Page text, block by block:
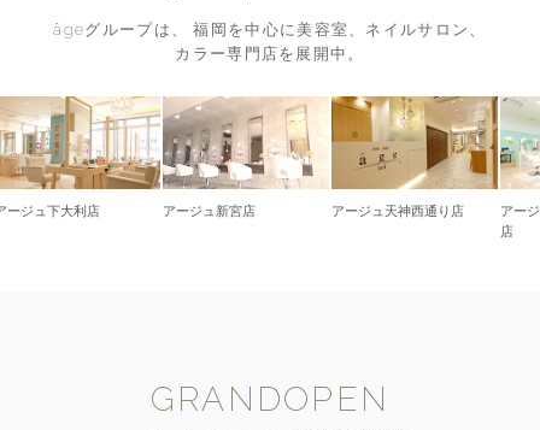
âgeグループは、 福岡を中心に美容室、ネイルサロン、
カラー専門店を展開中。
大利店 アージュ新宮店 アージュ天神西通り店
アージュ久留
GRANDOPEN